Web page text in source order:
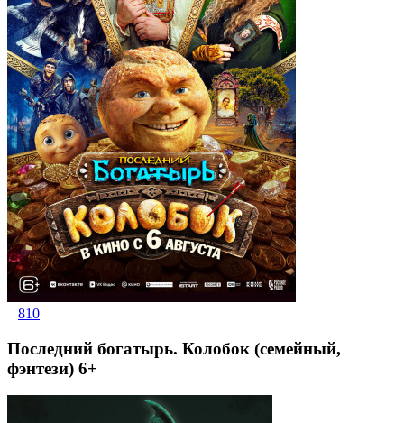
810
Последний богатырь. Колобок (семейный,
фэнтези) 6+